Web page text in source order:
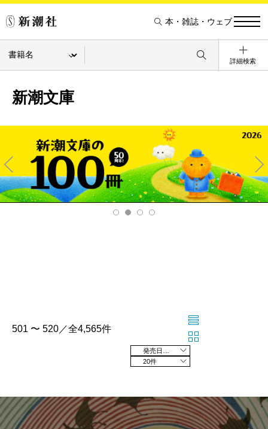
本・雑誌・ウェブ
詳細検索
新潮文庫
Pre
v
Ne
xt
501 〜 520／全4,565件
20件